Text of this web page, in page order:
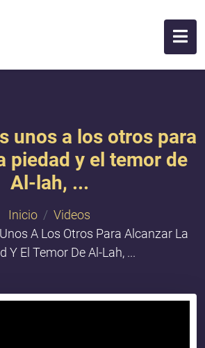
unos a los otros para
piedad y el temor de
Al-lah, ...
Inicio
Videos
A Los Otros Para Alcanzar La
Y El Temor De Al-Lah, ...